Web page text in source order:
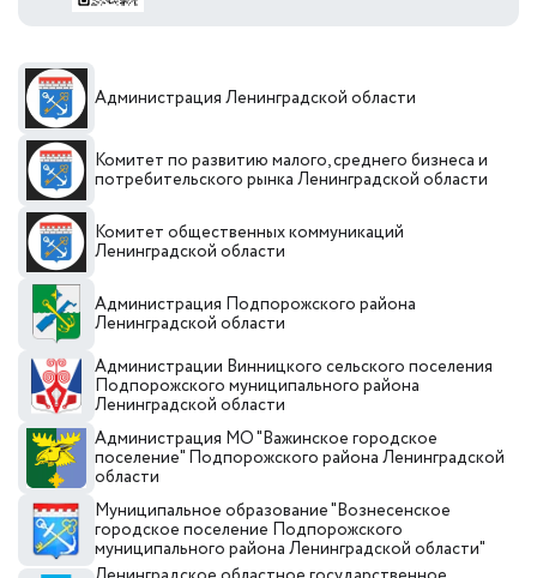
Администрация Ленинградской области
Комитет по развитию малого, среднего бизнеса и
потребительского рынка Ленинградской области
Комитет общественных коммуникаций
Ленинградской области
Администрация Подпорожского района
Ленинградской области
Администрации Винницкого сельского поселения
Подпорожского муниципального района
Ленинградской области
Администрация МО "Важинское городское
поселение" Подпорожского района Ленинградской
области
Муниципальное образование "Вознесенское
городское поселение Подпорожского
муниципального района Ленинградской области"